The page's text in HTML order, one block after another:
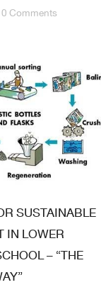
0 Comments
SUSTAINABLE
IN LOWER
– “THE